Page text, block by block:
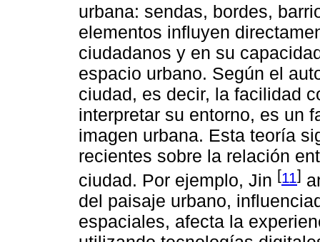
urbana: sendas, bordes,
elementos influyen
ciudadanos y en su
espacio urbano. Según el
ciudad, es decir, la facilidad
interpretar su entorno, es un
imagen urbana. Esta teoría
recientes sobre la relación
ciudad. Por ejemplo, Jin [11]
del paisaje urbano,
espaciales, afecta la